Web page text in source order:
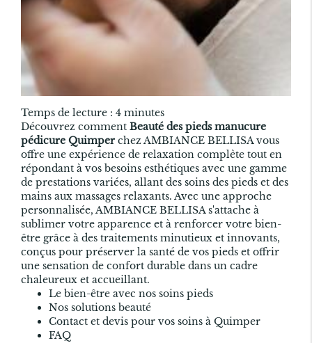
Temps de lecture : 4 minutes
Découvrez comment Beauté des pieds manucure
pédicure Quimperchez AMBIANCE BELLISA vous
offre une expérience de relaxation complète tout en
répondant à vos besoins esthétiques avec une gamme
de prestations variées, allant des soins des pieds et des
mains aux massages relaxants. Avec une approche
personnalisée, AMBIANCE BELLISA s'attache à
sublimer votre apparence et à renforcer votre bien-
être grâce à des traitements minutieux et innovants,
conçus pour préserver la santé de vos pieds et offrir
une sensation de confort durable dans un cadre
chaleureux et accueillant.
Le bien-être avec nos soins pieds
Nos solutions beauté
Contact et devis pour vos soins à Quimper
FAQ